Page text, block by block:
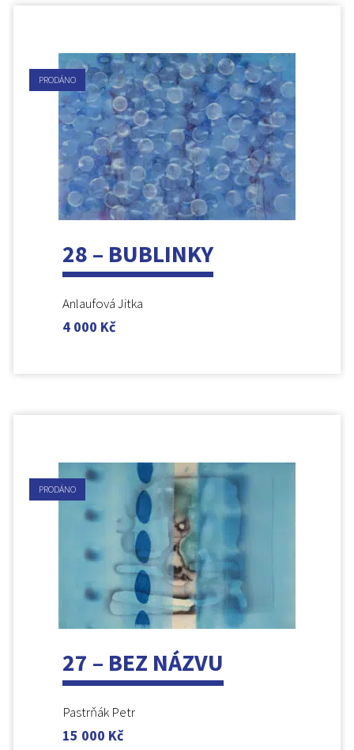
PRODÁNO
28 – BUBLINKY
Anlaufová Jitka
4 000 Kč
PRODÁNO
27 – BEZ NÁZVU
Pastrňák Petr
15 000 Kč